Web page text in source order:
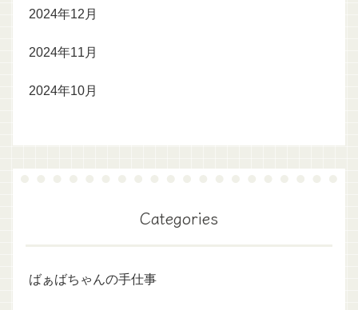
2024年12月
2024年11月
2024年10月
Categories
ばぁばちゃんの手仕事